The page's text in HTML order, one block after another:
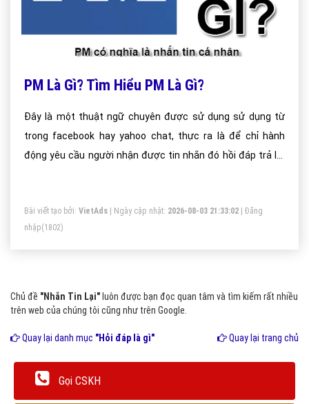
PM Là Gì? Tìm Hiểu PM Là Gì?
Đây là một thuật ngữ chuyên được sử dụng sử dụng từ
trong facebook hay yahoo chat, thực ra là để chỉ hành
động yêu cầu người nhận được tin nhắn đó hồi đáp trả lời
Bài viết tạo bởi: VietAds | Ngày cập nhật: 2026-08-03 21:33:02
Đăng
nhập(1802)
Chủ đề "Nhắn Tin Lại" luôn được bạn đọc quan tâm và tìm kiếm rất nhiều
trên web của chúng tôi cũng như trên Google.
Quay lại danh mục "Hỏi đáp là gì" Quay lại trang chủ
Gọi CSKH